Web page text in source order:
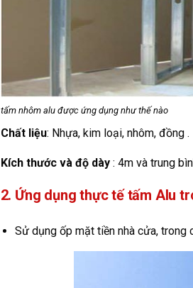
tấm nhôm alu được ứng dụng như thế nào
Chất liệu: Nhựa, kim loại, nhôm, đồng .
Kích thước và độ dày: 4m và trung
2. Ứng dụng thực tế tấm Alu
Sử dụng ốp mặt tiền nhà cửa, trong